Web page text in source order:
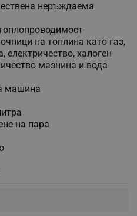
неръждаема
на топлина като газ,
електричество, халоген
мазнина и вода
машина
на пара